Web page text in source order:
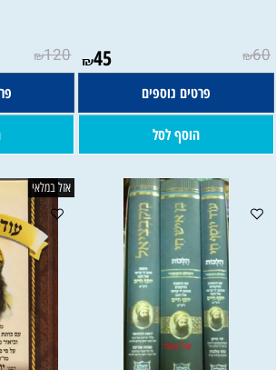
₪60
₪45
פרטים נוספים
הוסף לסל
₪120
אזל במלאי